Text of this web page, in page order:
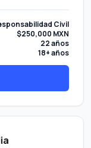
Civil
$250,000 MXN
22 años
18+ años